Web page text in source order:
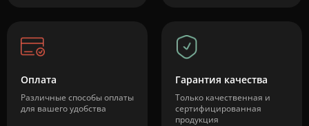
Оплата
Различные способы оплаты
для вашего удобства
Гарантия качества
Только качественная и
сертифицированная
продукция